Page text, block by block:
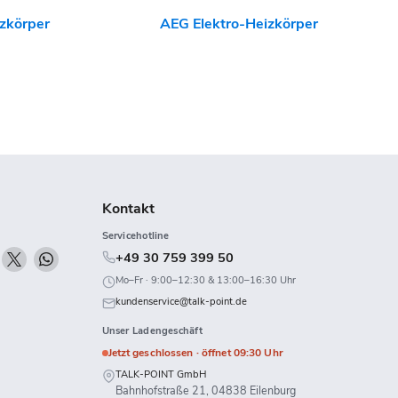
AEG Elektro-Heizkörper
FindenFinden
Kontakt
Servicehotline
+49 30 759 399 50
Mo–Fr · 9:00–12:30 & 13:00–16:30 Uhr
kundenservice@talk-point.de
Unser Ladengeschäft
Jetzt geschlossen · öffnet 09:30 Uhr
TALK-POINT GmbH
Bahnhofstraße 21, 04838 Eilenburg